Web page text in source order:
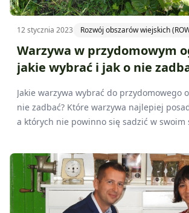
12 stycznia 2023 Rozwój obszarów wiejskich
Warzywa w przydomowym
jakie wybrać i jak o nie
Jakie warzywa wybrać do przydomowego
nie zadbać? Które warzywa najlepiej
a których nie powinno się sadzić w swoim
Przekonajcie się sami!